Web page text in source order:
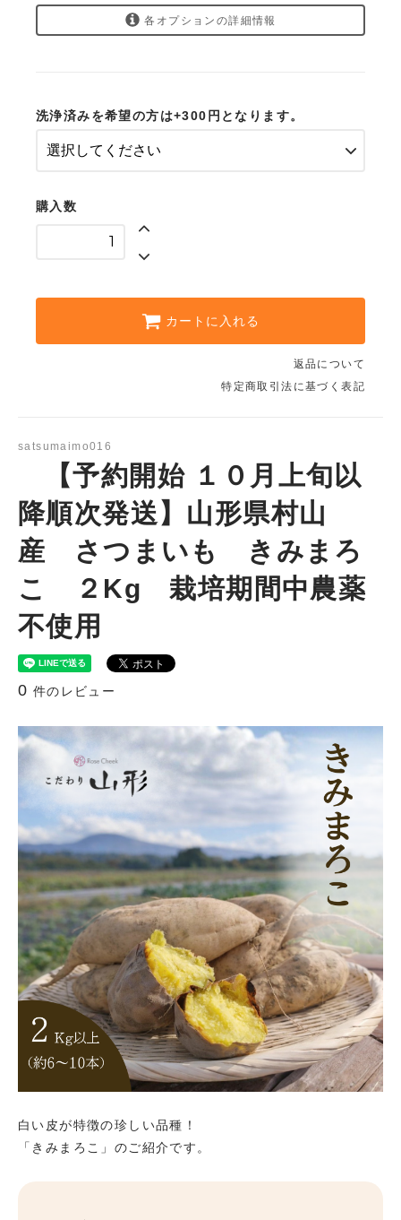
返品・交換について
プライバシーポリシー
各オプションの詳細情報
2,500円(税185円)
洗浄済みを希望の方は+300円となります。
購入数
カートに入れる
返品について
特定商取引法に基づく表記
satsumaimo016
【予約開始 １０月上旬以
降順次発送】山形県村山
産 さつまいも きみまろ
こ ２Kg 栽培期間中農薬
不使用
0 件のレビュー
白い皮が特徴の珍しい品種！
「きみまろこ」のご紹介です。